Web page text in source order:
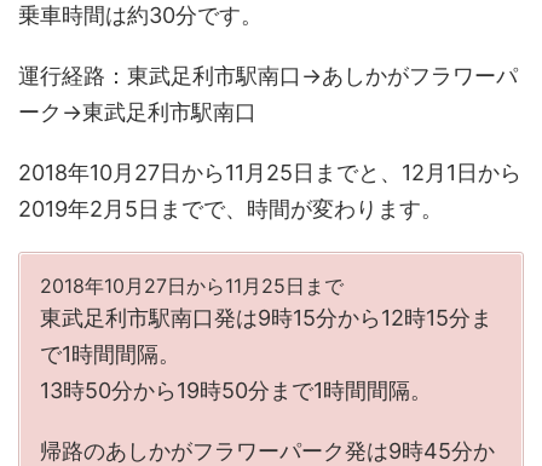
乗車時間は約30分です。
運行経路：東武足利市駅南口→あしかがフラワーパ
ーク→東武足利市駅南口
2018年10月27日から11月25日までと、12月1日から
2019年2月5日までで、時間が変わります。
2018年10月27日から11月25日まで
東武足利市駅南口発は9時15分から12時15分ま
で1時間間隔。
13時50分から19時50分まで1時間間隔。
帰路のあしかがフラワーパーク発は9時45分か